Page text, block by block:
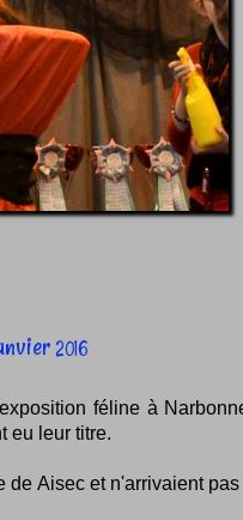
2016
féline à
eu leur titre.
de Aisec et n'arrivaient